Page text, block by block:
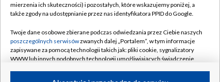
Naziemna Telewizja Cyfrowa
Rada Programowa
System NOS
Informacje o nadawcy
Pomoc
Kontakt
Kanały
mierzenia ich skuteczności) i pozostałych, które wskazujemy poniżej, a
także zgody na udostępnianie przez nas identyfikatora PPID do Google.
Twoje dane osobowe zbierane podczas odwiedzania przez Ciebie naszych
poszczególnych serwisówzwanych dalej „Portalem”, w tym informacje
zapisywane za pomocą technologii takich jak: pliki cookie, sygnalizatory
WWW lub innych podobnych technologii umożliwiających świadczenie